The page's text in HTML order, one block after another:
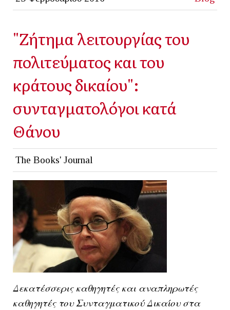
"Ζήτημα λειτουργίας του
πολιτεύματος και του
κράτους δικαίου":
συνταγματολόγοι κατά
Θάνου
The Books' Journal
Δεκατέσσερις καθηγητές και αναπληρωτές
καθηγητές του Συνταγματικού Δικαίου στα